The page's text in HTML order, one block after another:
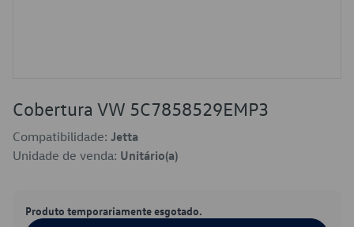
Cobertura VW 5C7858529EMP3
Compatibilidade: Jetta
Unidade de venda: Unitário(a)
Produto temporariamente esgotado.